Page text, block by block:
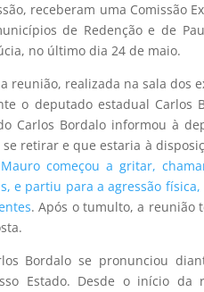
receberam uma Comissão
de Redenção e de
no último dia 24 de maio.
reunião, realizada na sala dos
o deputado estadual Carlos
Carlos Bordalo informou à
retirar e que estaria à
começou a gritar,
e partiu para a agressão
. Após o tumulto, a reunião
Bordalo se pronunciou
Estado. Desde o início